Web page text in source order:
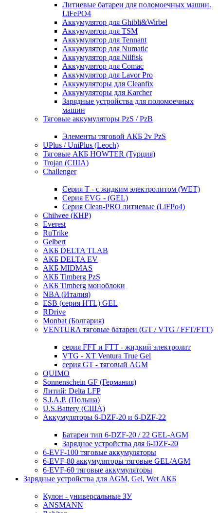
Литиевые батареи для поломоечных машин.
LiFePO4
Аккумулятор для Ghibli&Wirbel
Аккумулятор для TSM
Аккумулятор для Tennant
Аккумулятор для Numatic
Аккумулятор для Nilfisk
Аккумулятор для Comac
Аккумулятор для Lavor Pro
Аккумуляторы для Cleanfix
Аккумуляторы для Karcher
Зарядные устройства для поломоечных
машин
Тяговые аккумуляторы PzS / PzB
Элементы тяговой АКБ 2v PzS
UPlus / UniPlus (Leoch)
Тяговые АКБ HOWTER (Турция)
Trojan (США)
Challenger
Серия T - с жидким электролитом (WET)
Серия EVG - (GEL)
Серия Clean-PRO литиевые (LiFPo4)
Chilwee (КНР)
Everest
RuTrike
Gelbert
АКБ DELTA TLAB
АКБ DELTA EV
АКБ MIDMAS
АКБ Timberg PzS
АКБ Timberg моноблоки
NBA (Италия)
ESB (серия HTL) GEL
RDrive
Monbat (Болгария)
VENTURA тяговые батареи (GT / VTG / FFT/FTT)
серия FFT и FTT - жидкий электролит
VTG - XT Ventura True Gel
серия GT - тяговый AGM
QUIMO
Sonnenschein GF (Германия)
Литий: Delta LFP
S.I.A.P. (Польша)
U.S.Battery (США)
Аккумуляторы 6-DZF-20 и 6-DZF-22
Батареи тип 6-DZF-20 / 22 GEL-AGM
Зарядное устройства для 6-DZF-20
6-EVF-100 тяговые аккумуляторы
6-EVF-80 аккумуляторы тяговые GEL/AGM
6-EVF-60 тяговые аккумуляторы
Зарядные устройства для AGM, Gel, Wet АКБ
Кулон - универсальные ЗУ
ANSMANN